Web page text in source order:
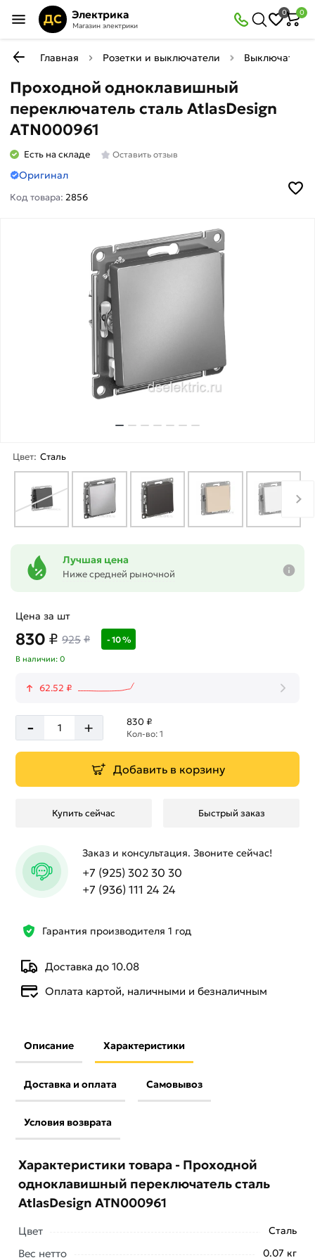
ДС Электрика
Магазин электрики
0 0
Главная Розетки и выключатели Выключатели
Проходной одноклавишный
переключатель сталь AtlasDesign
ATN000961
Есть на складе Оставить отзыв
Оригинал
Код товара:2856
Цвет: Сталь
Гарантия производителя 1 год
Доставка до 10.08
Оплата картой, наличными и безналичным
Лучшая цена
Ниже средней рыночной
Цена за шт
830 ₽ 925 ₽ - 10 %
В наличии: 0
62.52 ₽
- + 830 ₽
Кол-во: 1
Добавить в корзину
Купить сейчас Быстрый заказ
Заказ и консультация. Звоните сейчас!
+7 (925) 302 30 30
+7 (936) 111 24 24
Описание Характеристики
Доставка и оплата Самовывоз
Условия возврата
Характеристики товара - Проходной
одноклавишный переключатель сталь
AtlasDesign ATN000961
Цвет Сталь
Вес нетто 0.07 кг